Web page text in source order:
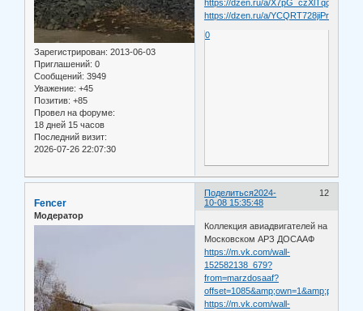
Зарегистрирован: 2013-06-03
Приглашений: 0
Сообщений: 3949
Уважение: +45
Позитив: +85
Провел на форуме:
18 дней 15 часов
Последний визит:
2026-07-26 22:07:30
https://dzen.ru/a/X7pG_czXlTqqUwXG
https://dzen.ru/a/YCQRT728jiPrwK5U
0
Поделиться 12
2024-
10-08 15:35:48
Fencer
Модератор
Коллекция авиадвигателей на
Московском АРЗ ДОСААФ
https://m.vk.com/wall-
152582138_679?
from=marzdosaaf?
https://m.vk.com/wall-